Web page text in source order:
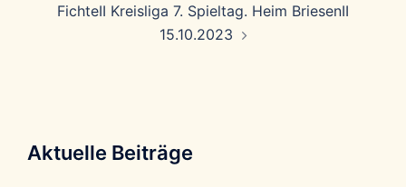
FichteII Kreisliga 7. Spieltag. Heim BriesenII
15.10.2023
Aktuelle Beiträge